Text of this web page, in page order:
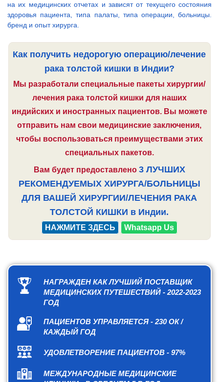
на их медицинских отчетах и зависят от текущего состояния
здоровья пациента, типа палаты, типа операции, больницы.
бренд и опыт хирурга.
Как получить недорогую операцию/лечение
рака толстой кишки в Индии?
Мы разработали специальные пакеты хирургии/
лечения рака толстой кишки для наших
индийских и иностранных пациентов. Вы можете
отправить нам свои медицинские заключения,
чтобы воспользоваться преимуществами этих
специальных пакетов.
Вам будет предоставлено 3 ЛУЧШИХ
РЕКОМЕНДУЕМЫХ ХИРУРГА/БОЛЬНИЦЫ
ДЛЯ ВАШЕЙ ХИРУРГИИ/ЛЕЧЕНИЯ РАКА
ТОЛСТОЙ КИШКИ в Индии.
НАЖМИТЕ ЗДЕСЬ Whatsapp Us
НАГРАЖДЕН КАК ЛУЧШИЙ ПОСТАВЩИК
МЕДИЦИНСКИХ ПУТЕШЕСТВИЙ - 2022-2023
ГОД
ПАЦИЕНТОВ УПРАВЛЯЕТСЯ - 230 ОК /
КАЖДЫЙ ГОД
УДОВЛЕТВОРЕНИЕ ПАЦИЕНТОВ - 97%
МЕЖДУНАРОДНЫЕ МЕДИЦИНСКИЕ